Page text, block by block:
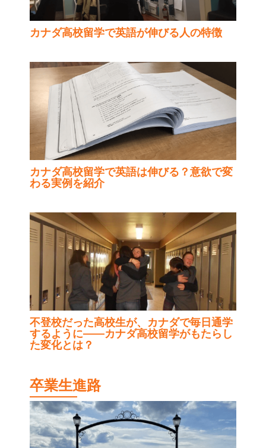
カナダ高校留学で英語が伸びる人の特徴
カナダ高校留学で英語は伸びる？意欲で変
わる実例を紹介
不登校だった高校生が、カナダで毎日通学
するように——カナダ高校留学がもたらし
た変化とは？
卒業生進路